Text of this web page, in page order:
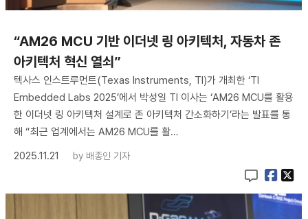
“AM26 MCU 기반 이더넷 링 아키텍처, 자동차 존
아키텍처 혁신 열쇠”
텍사스 인스트루먼트(Texas Instruments, TI)가 개최한 ‘TI
Embedded Labs 2025’에서 박성일 TI 이사는 ‘AM26 MCU를 활용
한 이더넷 링 아키텍처 설계로 존 아키텍처 간소화하기’라는 발표를 통
해 “최근 업계에서는 AM26 MCU를 활…
2025.11.21
by 배종인 기자